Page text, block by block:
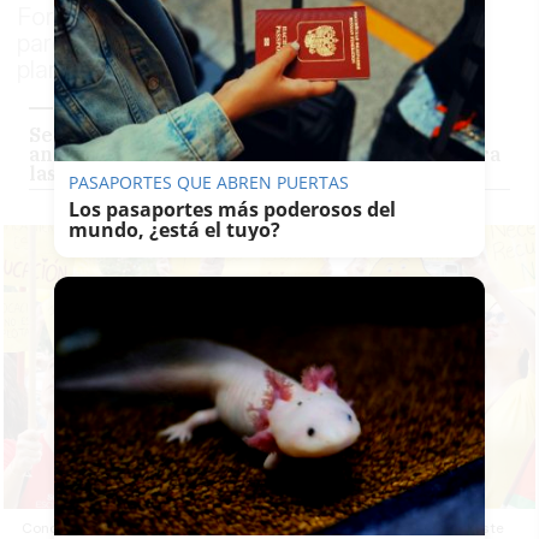
Formación Profesional de la Junta cifra el
paro durante el día de hoy en un 7,8% de la
plantilla de los centros públicos
Semana 'caliente' en las escuelas infantiles
andaluzas: estos son los servicios mínimos para
las huelgas del 7 y 11 de mayo
Concentración por la huelga estatal en la educación de 0-3 años este
PASAPORTES QUE ABREN PUERTAS
Los pasaportes más poderosos del
mundo, ¿está el tuyo?